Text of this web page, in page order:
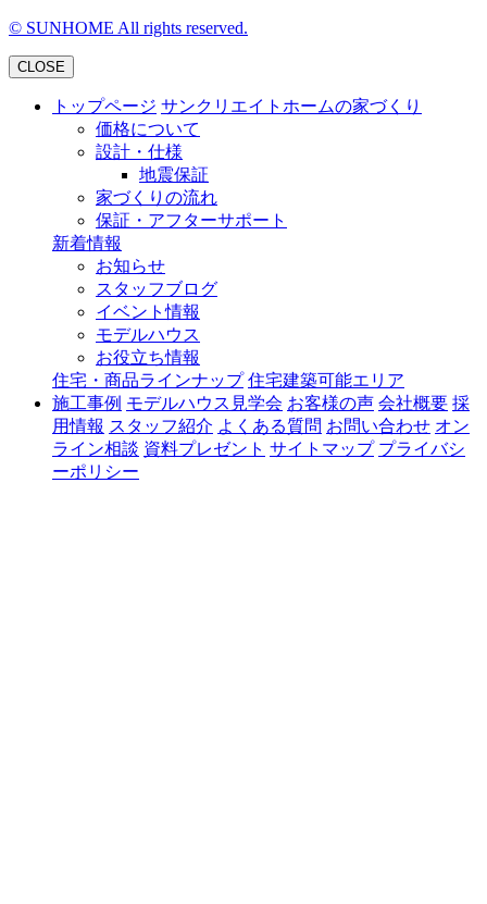
© SUNHOME All rights reserved.
CLOSE
トップページ サンクリエイトホームの家づくり
価格について
設計・仕様
地震保証
家づくりの流れ
保証・アフターサポート
新着情報
お知らせ
スタッフブログ
イベント情報
モデルハウス
お役立ち情報
住宅・商品ラインナップ 住宅建築可能エリア
施工事例 モデルハウス見学会 お客様の声 会社概要 採
用情報 スタッフ紹介 よくある質問 お問い合わせ オン
ライン相談 資料プレゼント サイトマップ プライバシ
ーポリシー